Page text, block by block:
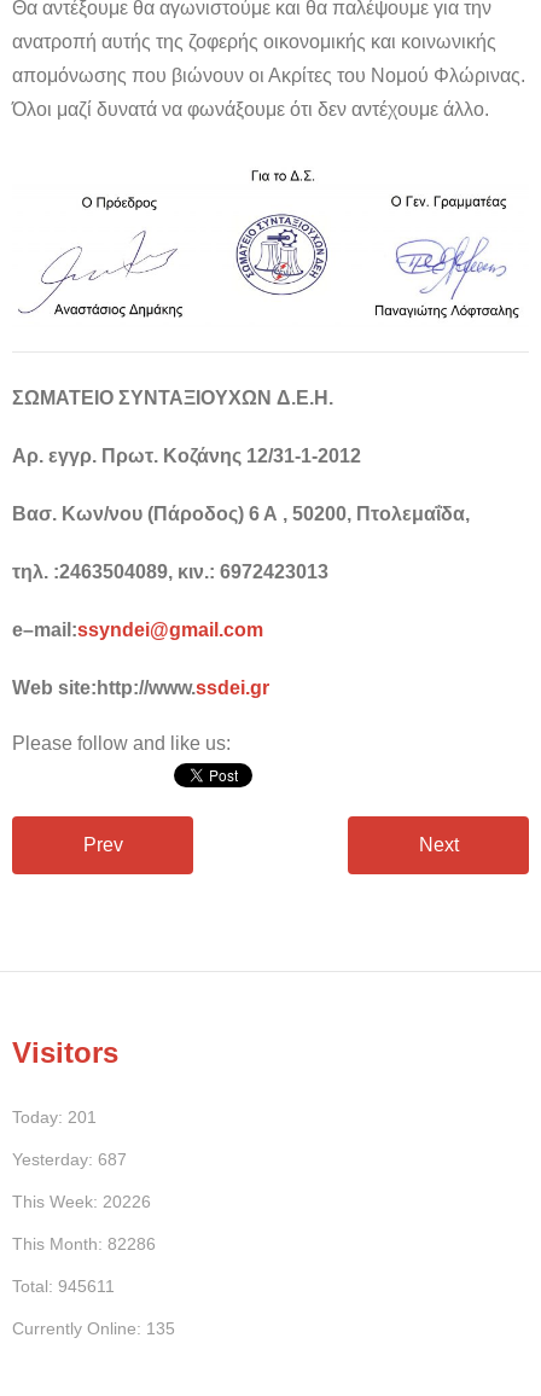
Θα αντέξουμε θα αγωνιστούμε και θα παλέψουμε για την
ανατροπή αυτής της ζοφερής οικονομικής και κοινωνικής
απομόνωσης που βιώνουν οι Ακρίτες του Νομού Φλώρινας.
Όλοι μαζί δυνατά να φωνάξουμε ότι δεν αντέχουμε άλλο.
ΣΩΜΑΤΕΙΟ ΣΥΝΤΑΞΙΟΥΧΩΝ Δ.Ε.Η .
Αρ. εγγρ. Πρωτ. Κοζάνης 12/31-1-2012
Βασ. Κων/νου (Πάροδος) 6 Α , 50200, Πτολεμαΐδα,
τηλ. :2463504089, κιν.: 6972423013
e–mail :ssyndei@gmail .com
Web site: http://www.ssdei.gr
Please follow and like us:
Prev Next
Visitors
Today: 201
Yesterday: 687
This Week: 20226
This Month: 82286
Total: 945611
Currently Online: 135